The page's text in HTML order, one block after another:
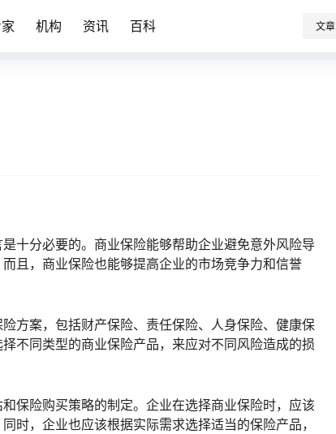
机构 资讯 百科 文章
十分必要的。商业保险能够帮助企业避免意外风险导
且，商业保险也能够提高企业的市场竞争力和信誉
方案，包括财产保险、责任保险、人身保险、健康保
不同类型的商业保险产品，来应对不同风险造成的损
保险购买策略的制定。企业在选择商业保险时，应该
时，企业也应该根据实际需求选择适当的保险产品，